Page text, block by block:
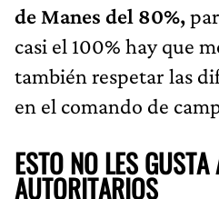
de Manes del 80%,
casi el 100% hay que
también respetar las
en el comando de
ESTO NO LES
AUTORITARIOS